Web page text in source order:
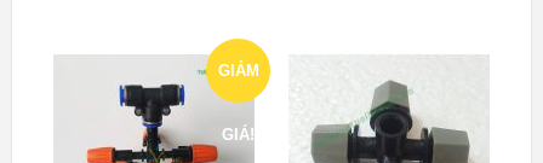
GIẢM
GIÁ!